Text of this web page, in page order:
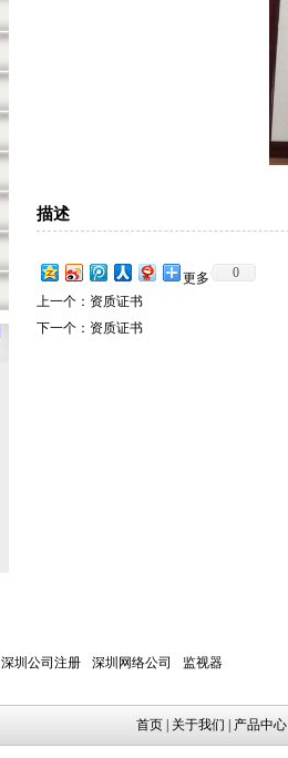
描述
更多
0
上一个： 资质证书
下一个： 资质证书
深圳公司注册 深圳网络公司 监视器
首页 关于我们 产品中心